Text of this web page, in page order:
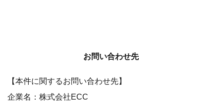
お問い合わせ先
【本件に関するお問い合わせ先】
企業名：株式会社ECC